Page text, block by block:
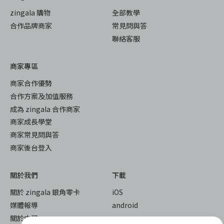
zingala 購物
合作品牌商家
全部教學
常見問與答
聯絡客服
商家專區
商家合作優勢
合作方案及加值服務
成為 zingala 合作商家
商家成長學堂
商家常見問與答
商家後台登入
關於我們
關於 zingala 銀角零卡
媒體報導
關於中租
下載
iOS
android